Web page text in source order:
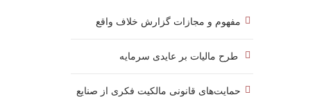
مفهوم و مجازات گزارش خلاف واقع
طرح مالیات بر عایدی سرمایه
حمایت‌های قانونی مالکیت فکری از صنایع